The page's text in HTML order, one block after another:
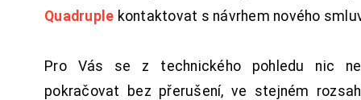
Quadruple kontaktovat s návrhem nového
Pro Vás se z technického pohledu nic
pokračovat bez přerušení, ve stejném